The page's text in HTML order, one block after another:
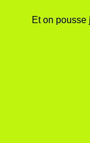
Et on pousse